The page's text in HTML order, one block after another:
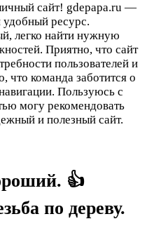
сайт! gdepapa.ru —
удобный ресурс.
легко найти нужную
Приятно, что сайт
пользователей и
что команда заботится о
Пользуюсь с
могу рекомендовать
и полезный сайт.
👍
по дереву.